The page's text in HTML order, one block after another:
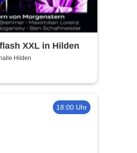
XXL in Hilden
Hilden
18:00 Uhr